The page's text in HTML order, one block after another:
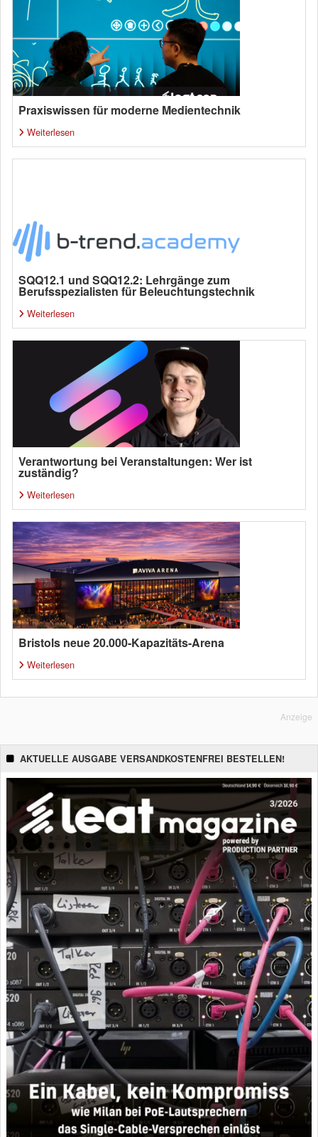
Praxiswissen für moderne Medientechnik
Weiterlesen
SQQ12.1 und SQQ12.2: Lehrgänge zum
Berufsspezialisten für Beleuchtungstechnik
Weiterlesen
Verantwortung bei Veranstaltungen: Wer ist
zuständig?
Weiterlesen
Bristols neue 20.000-Kapazitäts-Arena
Weiterlesen
Anzeige
AKTUELLE AUSGABE VERSANDKOSTENFREI BESTELLEN!